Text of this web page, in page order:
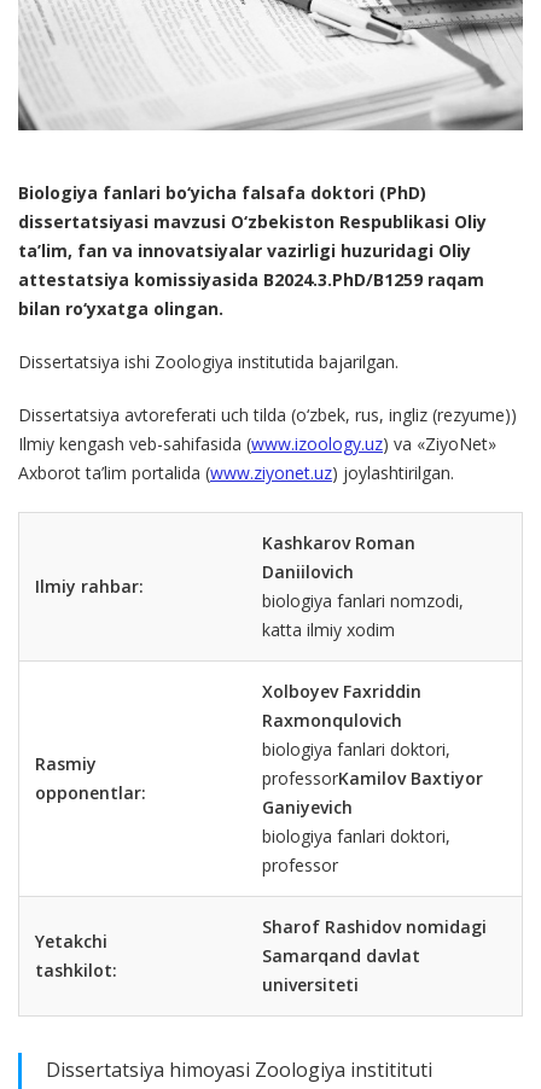
Biologiya fanlari bo‘yicha falsafa doktori (PhD)
dissertatsiyasi mavzusi O‘zbekiston Respublikasi Oliy
ta’lim, fan va innovatsiyalar vazirligi huzuridagi Oliy
attestatsiya komissiyasida B2024.3.PhD/B1259 raqam
bilan ro‘yxatga olingan.
Dissertatsiya ishi Zoologiya institutida bajarilgan.
Dissertatsiya avtoreferati uch tilda (o‘zbek, rus, ingliz (rezyume))
Ilmiy kengash veb-sahifasida (www.izoology.uz) va «ZiyoNet»
Axborot ta’lim portalida (www.ziyonet.uz) joylashtirilgan.
Ilmiy rahbar:
Kashkarov Roman
Daniilovich
biologiya fanlari nomzodi,
katta ilmiy xodim
Rasmiy
opponentlar:
Xolboyev Faxriddin
Raxmonqulovich
biologiya fanlari doktori,
professorKamilov Baxtiyor
Ganiyevich
biologiya fanlari doktori,
professor
Yetakchi
tashkilot:
Sharof Rashidov nomidagi
Samarqand davlat
universiteti
Dissertatsiya himoyasi Zoologiya institituti